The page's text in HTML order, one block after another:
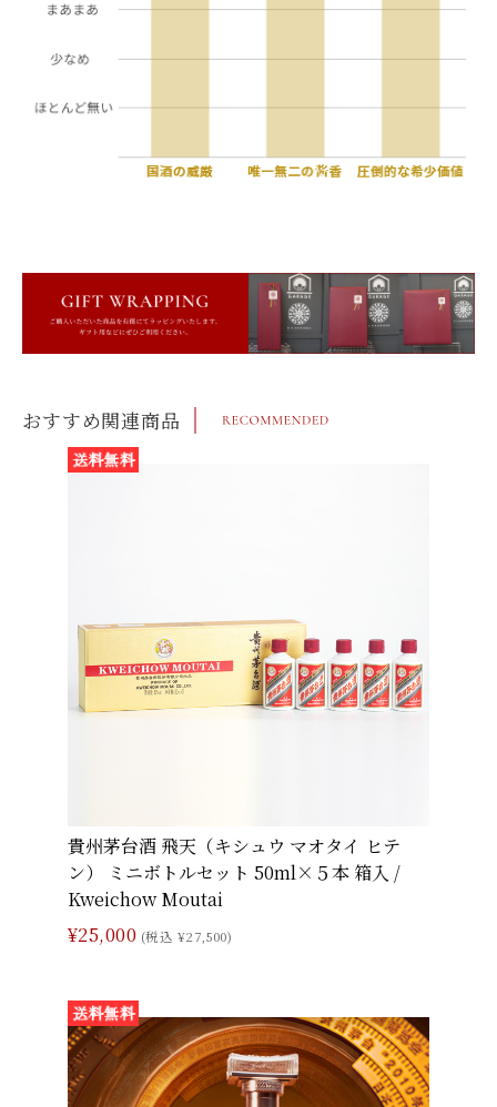
おすすめ関連商品
貴州茅台酒 飛天（キシュウ マオタイ ヒテ
ン） ミニボトルセット 50ml×５本 箱入 /
Kweichow Moutai
¥25,000 (税込 ¥27,500)